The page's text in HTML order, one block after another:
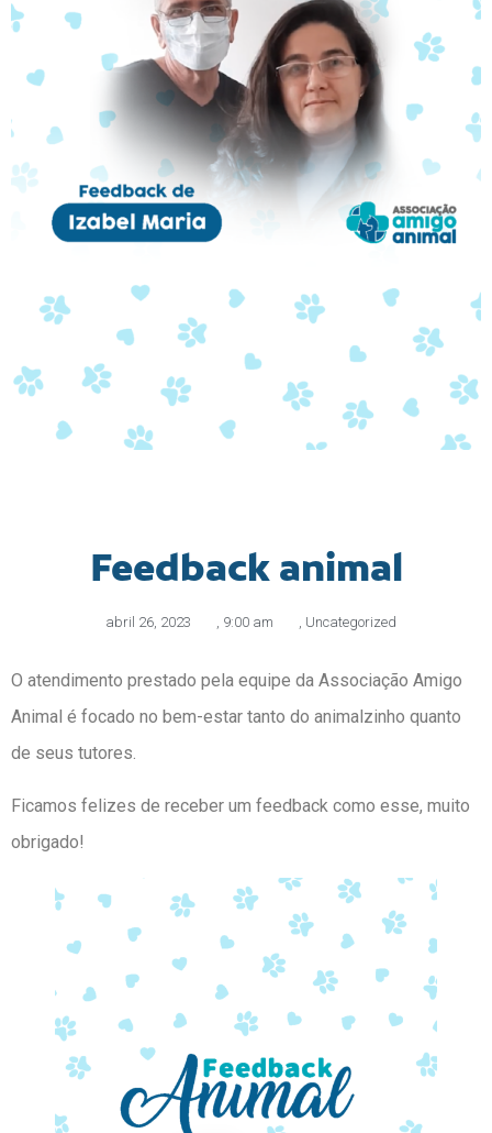
Feedback animal
abril 26, 2023 , 9:00 am , Uncategorized
O atendimento prestado pela equipe da Associação Amigo
Animal é focado no bem-estar tanto do animalzinho quanto
de seus tutores.
Ficamos felizes de receber um feedback como esse, muito
obrigado!